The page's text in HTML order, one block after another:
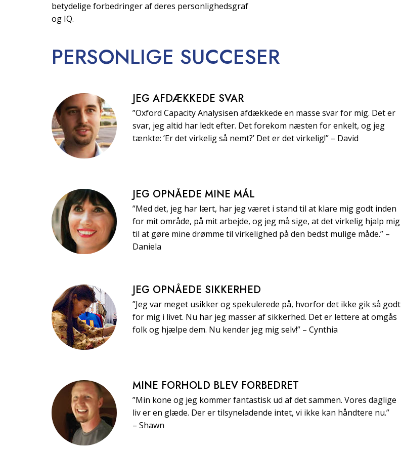
betydelige forbedringer af deres personlighedsgraf
og IQ.
PERSONLIGE SUCCESER
JEG AFDÆKKEDE SVAR
”Oxford Capacity Analysisen afdækkede en masse svar for mig. Det er
svar, jeg altid har ledt efter. Det forekom næsten for enkelt, og jeg
tænkte: ’Er det virkelig så nemt?’ Det er det virkelig!” – David
JEG OPNÅEDE MINE MÅL
”Med det, jeg har lært, har jeg været i stand til at klare mig godt inden
for mit område, på mit arbejde, og jeg må sige, at det virkelig hjalp mig
til at gøre mine drømme til virkelighed på den bedst mulige måde.” –
Daniela
JEG OPNÅEDE SIKKERHED
”Jeg var meget usikker og spekulerede på, hvorfor det ikke gik så godt
for mig i livet. Nu har jeg masser af sikkerhed. Det er lettere at omgås
folk og hjælpe dem. Nu kender jeg mig selv!” – Cynthia
MINE FORHOLD BLEV FORBEDRET
”Min kone og jeg kommer fantastisk ud af det sammen. Vores daglige
liv er en glæde. Der er tilsyneladende intet, vi ikke kan håndtere nu.”
– Shawn